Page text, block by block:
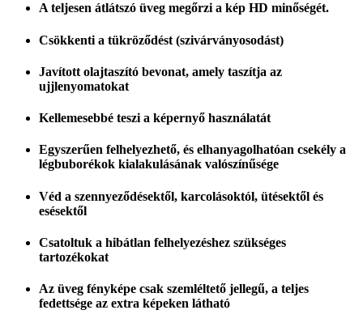
A teljesen átlátszó üveg megőrzi a kép HD minőségét.
Csökkenti a tükröződést (szivárványosodást)
Javított olajtaszító bevonat, amely taszítja az
ujjlenyomatokat
Kellemesebbé teszi a képernyő használatát
Egyszerűen felhelyezhető, és elhanyagolhatóan csekély a
légbuborékok kialakulásának valószínűsége
Véd a szennyeződésektől, karcolásoktól, ütésektől és
esésektől
Csatoltuk a hibátlan felhelyezéshez szükséges
tartozékokat
Az üveg fényképe csak szemléltető jellegű, a teljes
fedettsége az extra képeken látható